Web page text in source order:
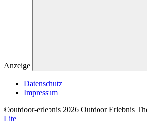
Anzeige
Datenschutz
Impressum
©outdoor-erlebnis 2026 Outdoor Erlebnis
Lite